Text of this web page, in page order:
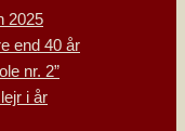
2025
end 40 år
nr. 2”
i år